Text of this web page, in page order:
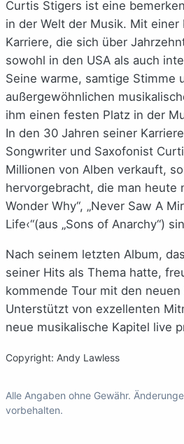
Curtis Stigers ist eine
in der Welt der Musik. Mit einer
Karriere, die sich über
sowohl in den USA als auch
Seine warme, samtige Stimme
außergewöhnlichen
ihm einen festen Platz in der
In den 30 Jahren seiner
Songwriter und Saxofonist
Millionen von Alben verkauft,
hervorgebracht, die man heute
Wonder Why“, „Never Saw A
Life‹“(aus „Sons of Anarchy“)
Nach seinem letzten Album,
seiner Hits als Thema hatte,
kommende Tour mit den neuen
Unterstützt von exzellenten
neue musikalische Kapitel live
Copyright: Andy Lawless
Alle Angaben ohne Gewähr.
vorbehalten.